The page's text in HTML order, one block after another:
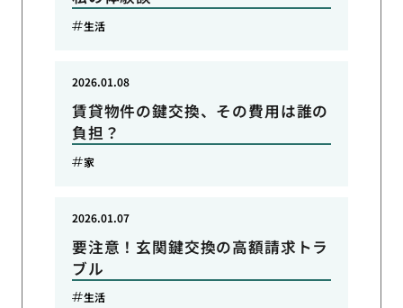
生活
賃貸物件の鍵交換、その費用は誰の
負担？
2026.01.08
家
要注意！玄関鍵交換の高額請求トラ
ブル
2026.01.07
生活